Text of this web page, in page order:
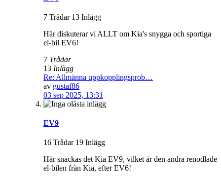
7 Trådar 13 Inlägg
Här diskuterar vi ALLT om Kia's snygga och sportiga
el-bil EV6!
7 Trådar
13 Inlägg
Re: Allmänna uppkopplingsprob…
av gustaf86
03 sep 2025, 13:31
EV9
16 Trådar 19 Inlägg
Här snackas det Kia EV9, vilket är den andra renodlade
el-bilen från Kia, efter EV6!